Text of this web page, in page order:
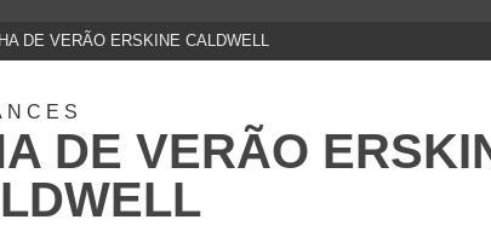
DE VERÃO ERSKINE CALDWELL
DE VERÃO